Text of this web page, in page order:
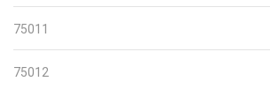
75011
75012